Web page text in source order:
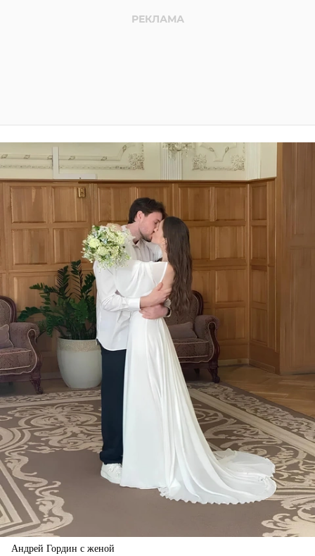
Андрей Гордин с женой